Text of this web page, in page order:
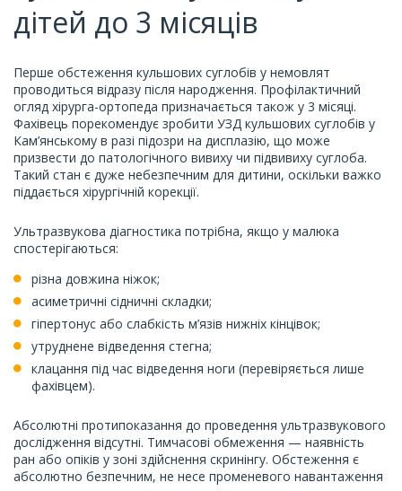
дітей до 3 місяців
Перше обстеження кульшових суглобів у немовлят
проводиться відразу після народження. Профілактичний
огляд хірурга-ортопеда призначається також у 3 місяці.
Фахівець порекомендує зробити УЗД кульшових суглобів у
Кам’янському в разі підозри на дисплазію, що може
призвести до патологічного вивиху чи підвивиху суглоба.
Такий стан є дуже небезпечним для дитини, оскільки важко
піддається хірургічній корекції.
Ультразвукова діагностика потрібна, якщо у малюка
спостерігаються:
різна довжина ніжок;
асиметричні сідничні складки;
гіпертонус або слабкість м’язів нижніх кінцівок;
утруднене відведення стегна;
клацання під час відведення ноги (перевіряється лише
фахівцем).
Абсолютні протипоказання до проведення ультразвукового
дослідження відсутні. Тимчасові обмеження — наявність
ран або опіків у зоні здійснення скринінгу. Обстеження є
абсолютно безпечним, не несе променевого навантаження